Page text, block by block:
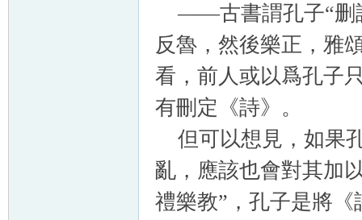
——古書謂孔子“删
反魯，然後樂正，雅
看，前人或以爲孔子
有刪定《詩》。
但可以想見，如果
亂，應該也會對其加
禮樂教”，孔子是將